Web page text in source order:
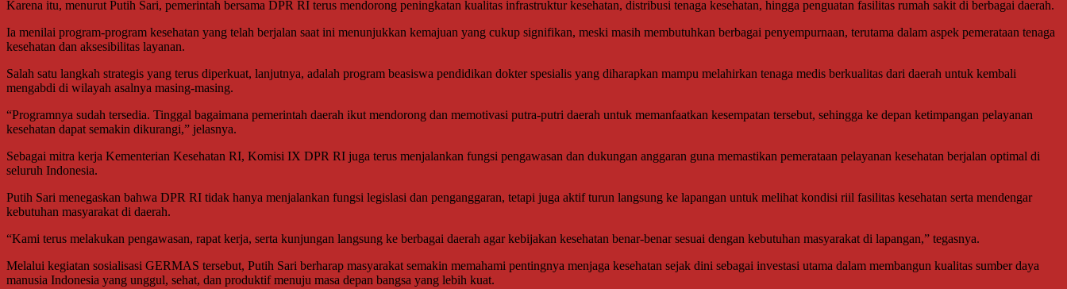
Karena itu, menurut Putih Sari, pemerintah bersama DPR RI terus mendorong peningkatan kualitas infrastruktur kesehatan, distribusi tenaga kesehatan, hingga penguatan fasilitas rumah sakit di berbagai daerah.
Ia menilai program-program kesehatan yang telah berjalan saat ini menunjukkan kemajuan yang cukup signifikan, meski masih membutuhkan berbagai penyempurnaan, terutama dalam aspek pemerataan tenaga
kesehatan dan aksesibilitas layanan.
Salah satu langkah strategis yang terus diperkuat, lanjutnya, adalah program beasiswa pendidikan dokter spesialis yang diharapkan mampu melahirkan tenaga medis berkualitas dari daerah untuk kembali
mengabdi di wilayah asalnya masing-masing.
“Programnya sudah tersedia. Tinggal bagaimana pemerintah daerah ikut mendorong dan memotivasi putra-putri daerah untuk memanfaatkan kesempatan tersebut, sehingga ke depan ketimpangan pelayanan
kesehatan dapat semakin dikurangi,” jelasnya.
Sebagai mitra kerja Kementerian Kesehatan RI, Komisi IX DPR RI juga terus menjalankan fungsi pengawasan dan dukungan anggaran guna memastikan pemerataan pelayanan kesehatan berjalan optimal di
seluruh Indonesia.
Putih Sari menegaskan bahwa DPR RI tidak hanya menjalankan fungsi legislasi dan penganggaran, tetapi juga aktif turun langsung ke lapangan untuk melihat kondisi riil fasilitas kesehatan serta mendengar
kebutuhan masyarakat di daerah.
“Kami terus melakukan pengawasan, rapat kerja, serta kunjungan langsung ke berbagai daerah agar kebijakan kesehatan benar-benar sesuai dengan kebutuhan masyarakat di lapangan,” tegasnya.
Melalui kegiatan sosialisasi GERMAS tersebut, Putih Sari berharap masyarakat semakin memahami pentingnya menjaga kesehatan sejak dini sebagai investasi utama dalam membangun kualitas sumber daya
manusia Indonesia yang unggul, sehat, dan produktif menuju masa depan bangsa yang lebih kuat.